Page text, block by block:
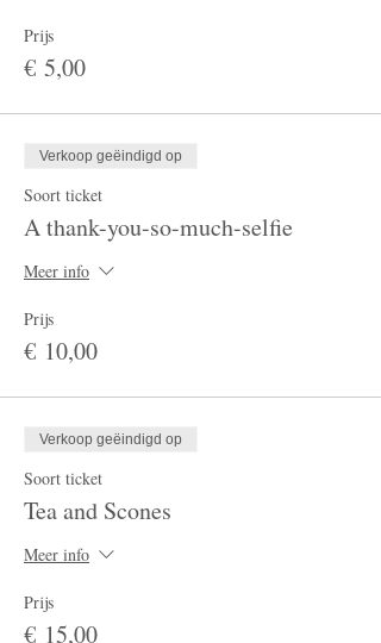
Prijs
€ 5,00
Verkoop geëindigd op
Soort ticket
A thank-you-so-much-selfie
Meer info
Prijs
€ 10,00
Verkoop geëindigd op
Soort ticket
Tea and Scones
Meer info
Prijs
€ 15,00